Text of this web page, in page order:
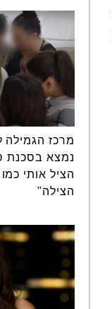
מרכז הגמילה
נמצא בסכנת
הציל אותי
הצילה"